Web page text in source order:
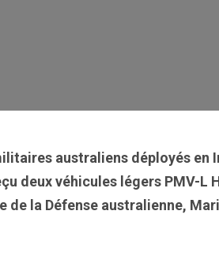
australiens déployés en
deux véhicules légers PMV-L
la Défense australienne,